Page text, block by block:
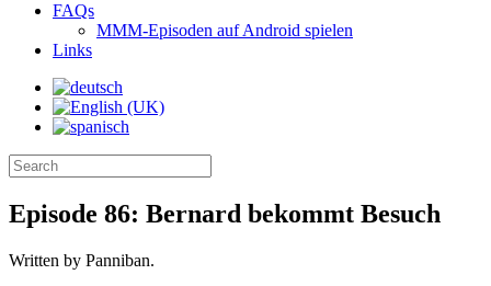
FAQs
MMM-Episoden auf Android spielen
Links
Episode 86: Bernard bekommt Besuch
Written by Panniban.